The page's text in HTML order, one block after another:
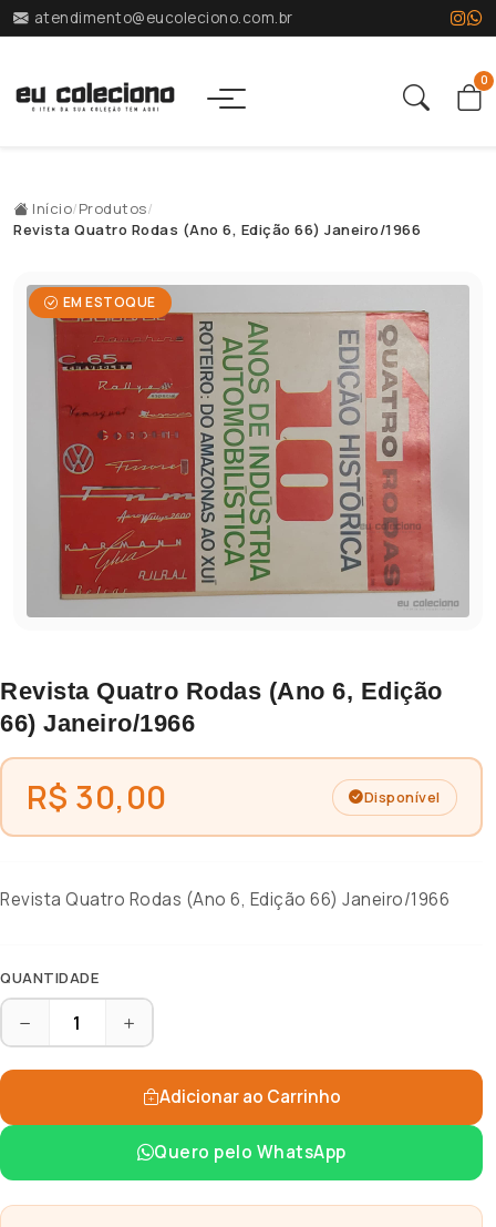
atendimento@eucoleciono.com.br
0
Início/Produtos/
Revista Quatro Rodas (Ano 6, Edição 66) Janeiro/1966
EM ESTOQUE
Revista Quatro Rodas (Ano 6, Edição
66) Janeiro/1966
R$ 30,00 Disponível
Revista Quatro Rodas (Ano 6, Edição 66) Janeiro/1966
QUANTIDADE
Adicionar ao Carrinho
Quero pelo WhatsApp